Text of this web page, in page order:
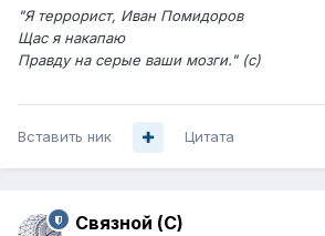
"Я террорист, Иван Помидоров
Щас я накапаю
Правду на серые ваши мозги." (с)
Вставить ник Цитата
Связной (С)